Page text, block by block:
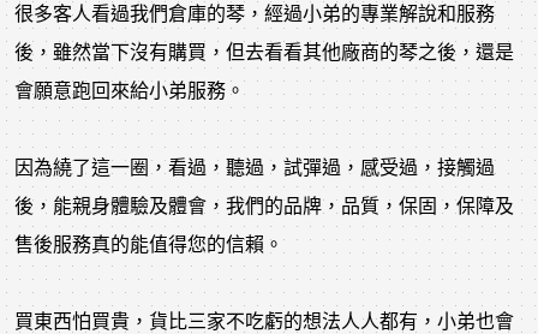
很多客人看過我們倉庫的琴，經過小弟的專業解說和服務
後，雖然當下沒有購買，但去看看其他廠商的琴之後，還是
會願意跑回來給小弟服務。
因為繞了這一圈，看過，聽過，試彈過，感受過，接觸過
後，能親身體驗及體會，我們的品牌，品質，保固，保障及
售後服務真的能值得您的信賴。
買東西怕買貴，貨比三家不吃虧的想法人人都有，小弟也會